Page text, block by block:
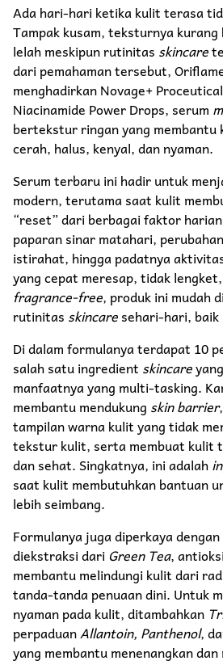
Ada hari-hari ketika kulit terasa
Tampak kusam, teksturnya
lelah meskipun rutinitas skincare
dari pemahaman tersebut,
menghadirkan Novage+
Niacinamide Power Drops, serum
bertekstur ringan yang membantu
cerah, halus, kenyal, dan nyaman.
Serum terbaru ini hadir untuk
modern, terutama saat kulit
“reset” dari berbagai faktor
paparan sinar matahari,
istirahat, hingga padatnya
yang cepat meresap, tidak lengket,
fragrance-free, produk ini mudah
rutinitas skincaresehari-hari, baik
Di dalam formulanya terdapat 10
salah satu ingredient skincare
manfaatnya yang multi-tasking.
membantu mendukung skin barrier
tampilan warna kulit yang tidak
tekstur kulit, serta membuat kulit
dan sehat. Singkatnya, ini adalah
saat kulit membutuhkan bantuan
lebih seimbang.
Formulanya juga diperkaya dengan
diekstraksi dari Green Tea,
membantu melindungi kulit dari
tanda-tanda penuaan dini. Untuk
nyaman pada kulit, ditambahkan
perpaduanAllantoin, Panthenol,
yang membantu menenangkan